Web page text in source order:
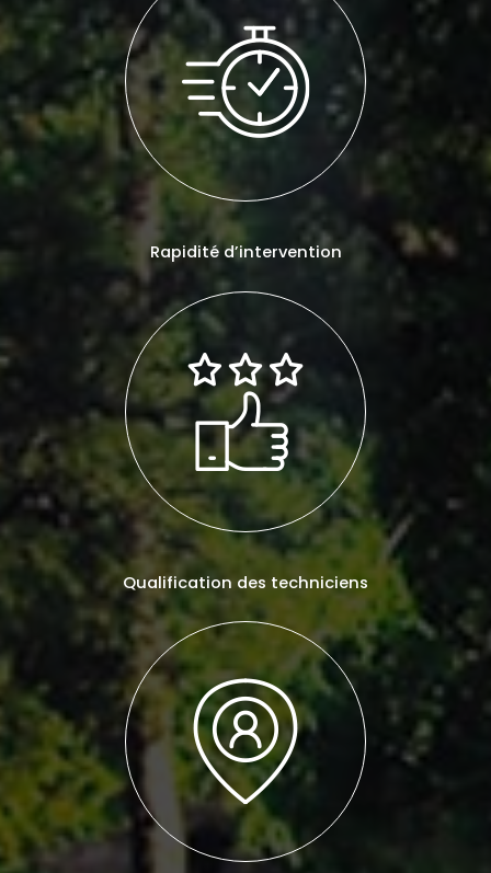
Rapidité d’intervention
Qualification des techniciens